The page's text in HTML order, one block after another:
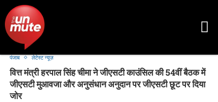
पंजाब लेटेस्ट न्यूज़
वित्त मंत्री हरपाल सिंह चीमा ने जीएसटी काउंसिल की 54वीं बैठक में
जीएसटी मुआवजा और अनुसंधान अनुदान पर जीएसटी छूट पर दिया
जोर